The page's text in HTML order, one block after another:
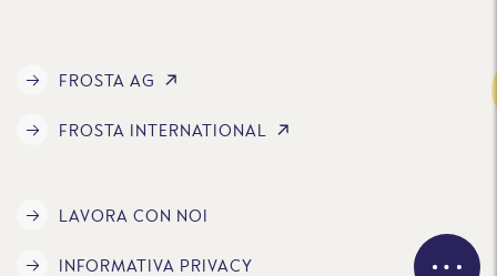
FROSTA AG
FROSTA INTERNATIONAL
LAVORA CON NOI
INFORMATIVA PRIVACY